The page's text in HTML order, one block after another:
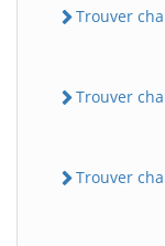
Trouver
Trouver
Trouver